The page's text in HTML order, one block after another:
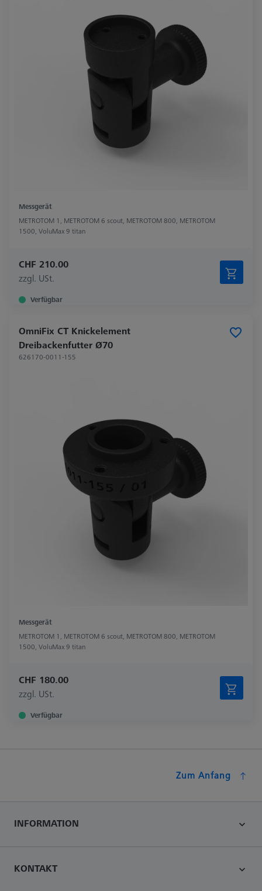
Messgerät
METROTOM 1, METROTOM 6 scout, METROTOM 800, METROTOM
1500, VoluMax 9 titan
CHF 210.00
zzgl. USt.
Verfügbar
OmniFix CT Knickelement
Dreibackenfutter Ø70
626170-0011-155
Messgerät
METROTOM 1, METROTOM 6 scout, METROTOM 800, METROTOM
1500, VoluMax 9 titan
CHF 180.00
zzgl. USt.
Verfügbar
Zum Anfang
INFORMATION
KONTAKT